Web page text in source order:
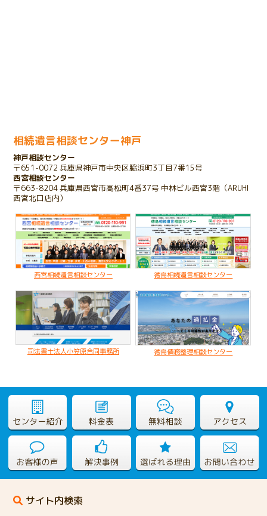
2023.10.25
存在を知らない相続人が発覚したケース
子のいない夫婦が配偶者のみに財産を残すケース
2020.02.19
亡くなった父名義の不動産が不明なケース
サイト内検索
相続遺言相談センター神戸
神戸相談センター
〒651-0072 兵庫県神戸市中央区脇浜町3丁目7番15号
西宮相談センター
〒663-8204 兵庫県西宮市高松町4番37号 中林ビル西宮3階（ARUHI
西宮北口店内）
西宮相続遺言相談センター 徳島相続遺言相談センター
司法書士法人小笠原合同事務所 徳島債務整理相談センター